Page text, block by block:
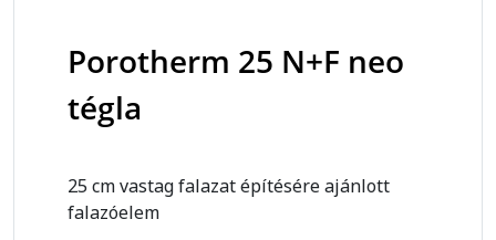
Porotherm 25 N+F neo
tégla
25 cm vastag falazat építésére ajánlott
falazóelem